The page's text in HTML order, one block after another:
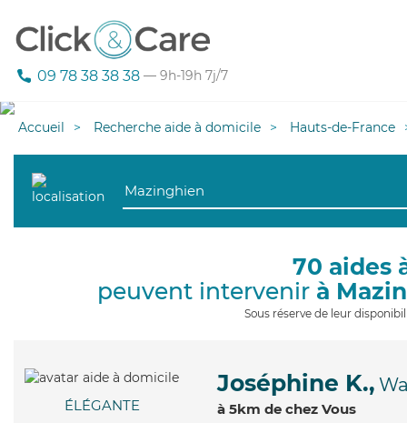
09 78 38 38 38 — 9h-19h 7j/7
Accueil Recherche aide à domicile Hauts-de-France
70 aides
peuvent intervenir à
Sous réserve de leur
ÉLÉGANTE
Joséphine K.,
à 5km de chez Vous